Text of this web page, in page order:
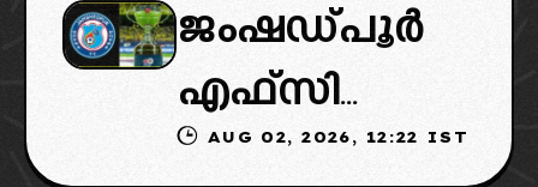
നിർണായകം
ൻ
എഐഎഫ്എ
ഫ്: വരുന്നത്
മലബാറിൽ
നിന്നുള്ള
ബിസിനസ്
ജംഷഡ്പൂർ
എഫ്സി
മടങ്ങിവരും!:
AUG 02, 2026, 12:22 IST